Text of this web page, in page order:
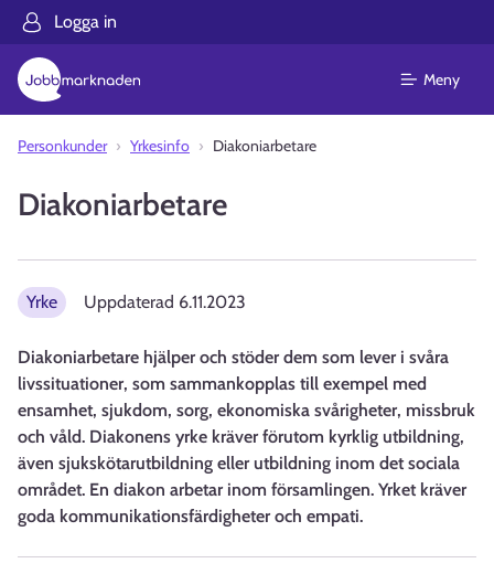
Logga in
Meny
Personkunder Yrkesinfo Diakoniarbetare
Diakoniarbetare
Yrke Uppdaterad 6.11.2023
Diakoniarbetare hjälper och stöder dem som lever i svåra
livssituationer, som sammankopplas till exempel med
ensamhet, sjukdom, sorg, ekonomiska svårigheter, missbruk
och våld. Diakonens yrke kräver förutom kyrklig utbildning,
även sjukskötarutbildning eller utbildning inom det sociala
området. En diakon arbetar inom församlingen. Yrket kräver
goda kommunikationsfärdigheter och empati.